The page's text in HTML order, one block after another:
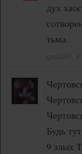
дух
тьма.
Будь
9 злых